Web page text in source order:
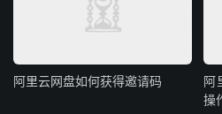
阿里云网盘如何获得邀请码
阿
操